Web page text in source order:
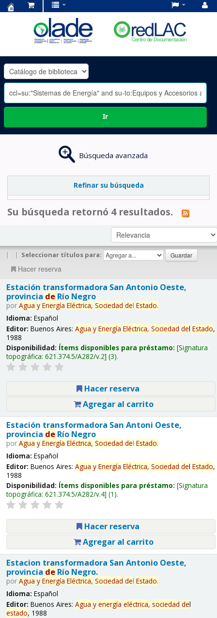
OLADE
-
Ir
Búsqueda avanzada
Refinar su búsqueda
Su búsqueda retornó 4 resultados.
| | Seleccionar títulos para:
Hacer reserva
Estación transformadora San Antonio Oeste,
provincia deRío Negro
por Agua y Energía Eléctrica, Sociedad del Estado.
Idioma: Español
Editor: Buenos Aires: Agua y Energía Eléctrica, Sociedad del Estado,
1988
Disponibilidad: Ítems disponibles para préstamo: Signatura
topográfica: 621.374.5/A282/v.2 (3).
Hacer reserva
Agregar al carrito
Estación transformadora San Antoni Oeste,
provincia deRío Negro
por Agua y Energía Eléctrica, Sociedad del Estado.
Idioma: Español
Editor: Buenos Aires: Agua y Energía Eléctrica, Sociedad del Estado,
1988
Disponibilidad: Ítems disponibles para préstamo: Signatura
topográfica: 621.374.5/A282/v.4 (1).
Hacer reserva
Agregar al carrito
Estacion transformadora San Antonio Oeste,
provincia deRío Negro.
por Agua y Energía Eléctrica, Sociedad del Estado.
Idioma: Español
Editor: Buenos Aires: Agua y energía eléctrica, sociedad del
estado, 1988